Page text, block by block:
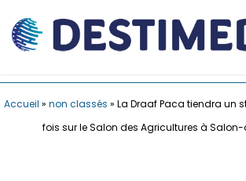
Accueil » non classés » La Draaf Paca tiendra un
fois sur le Salon des Agricultures à Salon-